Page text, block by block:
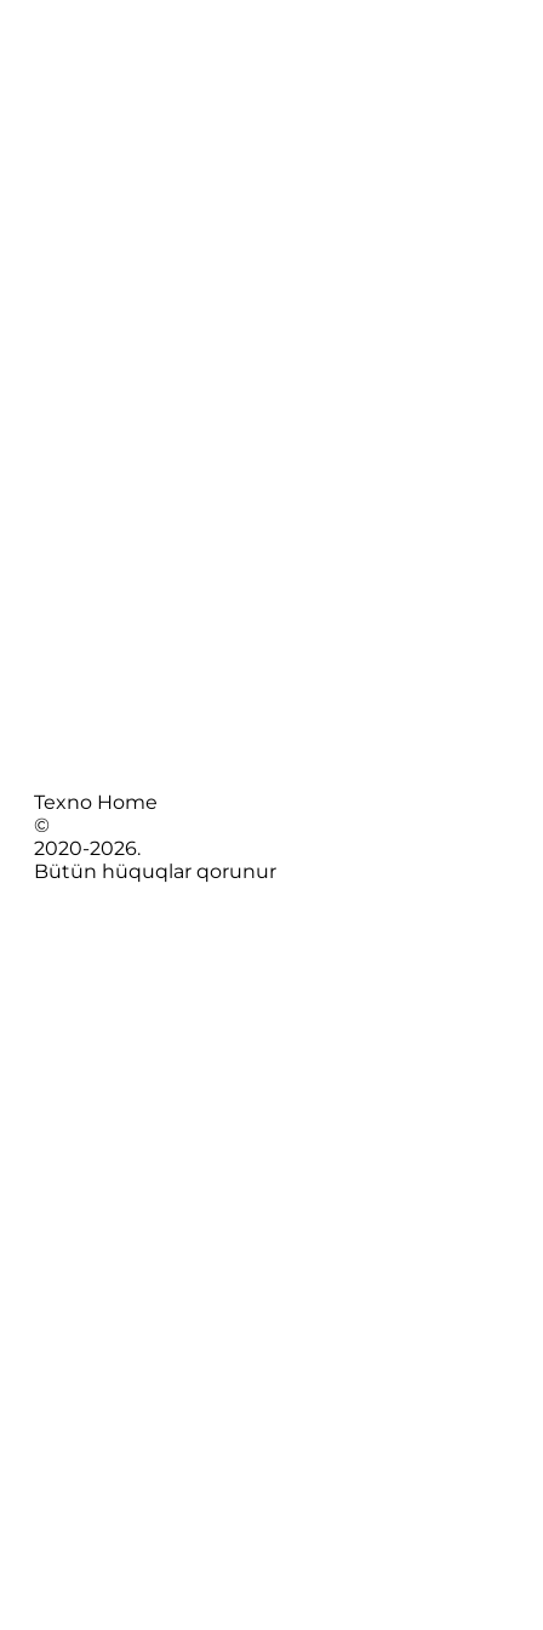
Texno Home
©
2020-2026.
Bütün hüquqlar qorunur